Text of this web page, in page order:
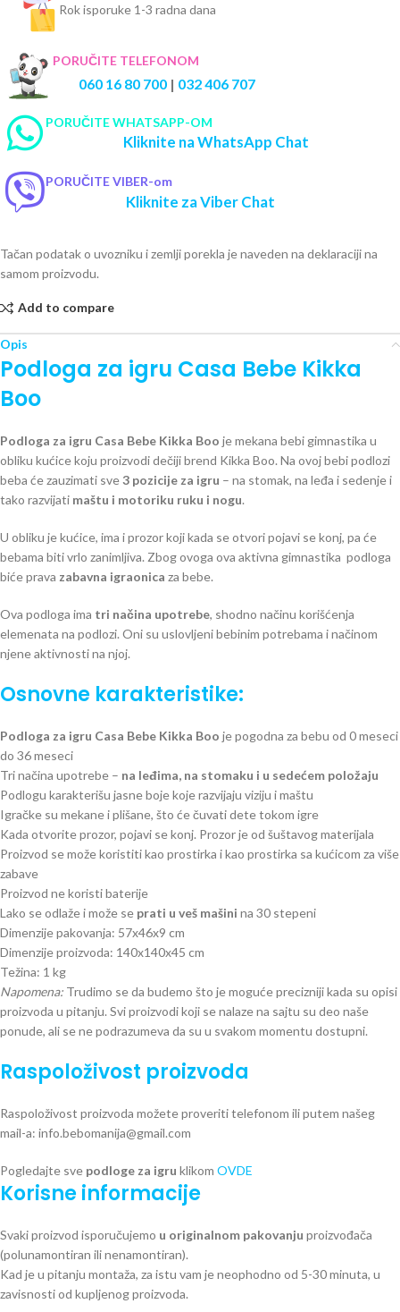
Rok isporuke 1-3 radna dana
PORUČITE TELEFONOM
060 16 80 700 | 032 406 707
PORUČITE WHATSAPP-OM
Kliknite na WhatsApp Chat
PORUČITE VIBER-om
Kliknite za Viber Chat
Tačan podatak o uvozniku i zemlji porekla je naveden na deklaraciji na
samom proizvodu.
Add to compare
Opis
Podloga za igru Casa Bebe Kikka
Boo
Podloga za igru Casa Bebe Kikka Boo je mekana bebi gimnastika u
obliku kućice koju proizvodi dečiji brend Kikka Boo. Na ovoj bebi podlozi
beba će zauzimati sve3 pozicije za igru – na stomak, na leđa i sedenje i
tako razvijati maštu i motoriku ruku i nogu.
U obliku je kućice, ima i prozor koji kada se otvori pojavi se konj, pa će
bebama biti vrlo zanimljiva. Zbog ovoga ova aktivna gimnastika podloga
biće prava zabavna igraonica za bebe.
Ova podloga ima tri načina upotrebe, shodno načinu korišćenja
elemenata na podlozi. Oni su uslovljeni bebinim potrebama i načinom
njene aktivnosti na njoj.
Osnovne karakteristike:
Podloga za igru Casa Bebe Kikka Boo je pogodna za bebu od 0 meseci
do 36 meseci
Tri načina upotrebe – na leđima, na stomaku i u sedećem položaju
Podlogu karakterišu jasne boje koje razvijaju viziju i maštu
Igračke su mekane i plišane, što će čuvati dete tokom igre
Kada otvorite prozor, pojavi se konj. Prozor je od šuštavog materijala
Proizvod se može koristiti kao prostirka i kao prostirka sa kućicom za više
zabave
Proizvod ne koristi baterije
Lako se odlaže i može se prati u veš mašini na 30 stepeni
Dimenzije pakovanja: 57x46x9 cm
Dimenzije proizvoda: 140x140x45 cm
Težina: 1 kg
Napomena: Trudimo se da budemo što je moguće precizniji kada su opisi
proizvoda u pitanju. Svi proizvodi koji se nalaze na sajtu su deo naše
ponude, ali se ne podrazumeva da su u svakom momentu dostupni.
Raspoloživost proizvoda
Raspoloživost proizvoda možete proveriti telefonom ili putem našeg
mail-a: info.bebomanija@gmail.com
Pogledajte sve podloge za igru klikom OVDE
Korisne informacije
Svaki proizvod isporučujemo u originalnom pakovanju proizvođača
(polunamontiran ili nenamontiran).
Kad je u pitanju montaža, za istu vam je neophodno od 5-30 minuta, u
zavisnosti od kupljenog proizvoda.